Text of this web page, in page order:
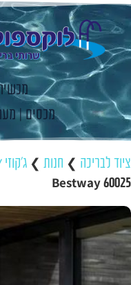
מכסים |
ציוד לבריכה ❯ חנות ❯ ג'קוזי BESTWAY
60025 Bestway